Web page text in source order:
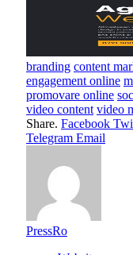
branding content
engagement online
promovare online
video content video
Share. Facebook
Telegram Email
PressRo